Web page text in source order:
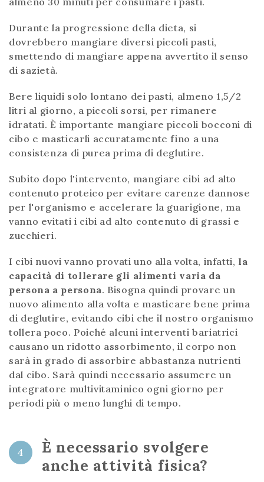
Durante la progressione della dieta, si
dovrebbero mangiare diversi piccoli pasti,
smettendo di mangiare appena avvertito il senso
di sazietà.
Bere liquidi solo lontano dei pasti, almeno 1,5/2
litri al giorno, a piccoli sorsi, per rimanere
idratati. È importante mangiare piccoli bocconi di
cibo e masticarli accuratamente fino a una
consistenza di purea prima di deglutire.
Subito dopo l'intervento, mangiare cibi ad alto
contenuto proteico per evitare carenze dannose
per l'organismo e accelerare la guarigione, ma
vanno evitati i cibi ad alto contenuto di grassi e
zucchieri.
I cibi nuovi vanno provati uno alla volta, infatti, la
capacità di tollerare gli alimenti varia da
persona a persona. Bisogna quindi provare un
nuovo alimento alla volta e masticare bene prima
di deglutire, evitando cibi che il nostro organismo
tollera poco. Poiché alcuni interventi bariatrici
causano un ridotto assorbimento, il corpo non
sarà in grado di assorbire abbastanza nutrienti
dal cibo. Sarà quindi necessario assumere un
integratore multivitaminico ogni giorno per
periodi più o meno lunghi di tempo.
4
È necessario svolgere
anche attività fisica?